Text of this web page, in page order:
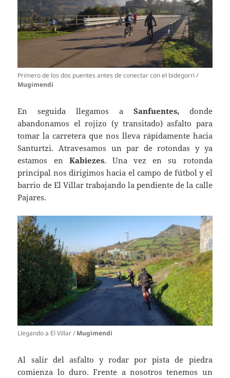
Primero de los dos puentes antes de conectar con el bidegorri /
Mugimendi
En seguida llegamos a Sanfuentes, donde
abandonamos el rojizo (y transitado) asfalto para
tomar la carretera que nos lleva rápidamente hacia
Santurtzi. Atravesamos un par de rotondas y ya
estamos en Kabiezes. Una vez en su rotonda
principal nos dirigimos hacia el campo de fútbol y el
barrio de El Villar trabajando la pendiente de la calle
Pajares.
Llegando a El Villar / Mugimendi
Al salir del asfalto y rodar por pista de piedra
comienza lo duro. Frente a nosotros tenemos un